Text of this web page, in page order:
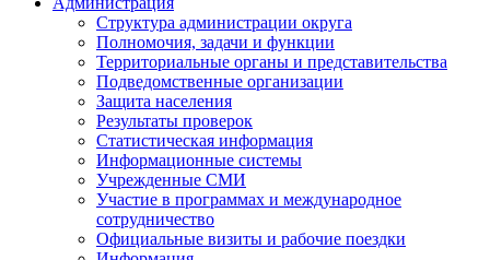
Структура администрации округа
Полномочия, задачи и функции
Территориальные органы и представительства
Подведомственные организации
Защита населения
Результаты проверок
Статистическая информация
Информационные системы
Учрежденные СМИ
Участие в программах и международное
сотрудничество
Официальные визиты и рабочие поездки